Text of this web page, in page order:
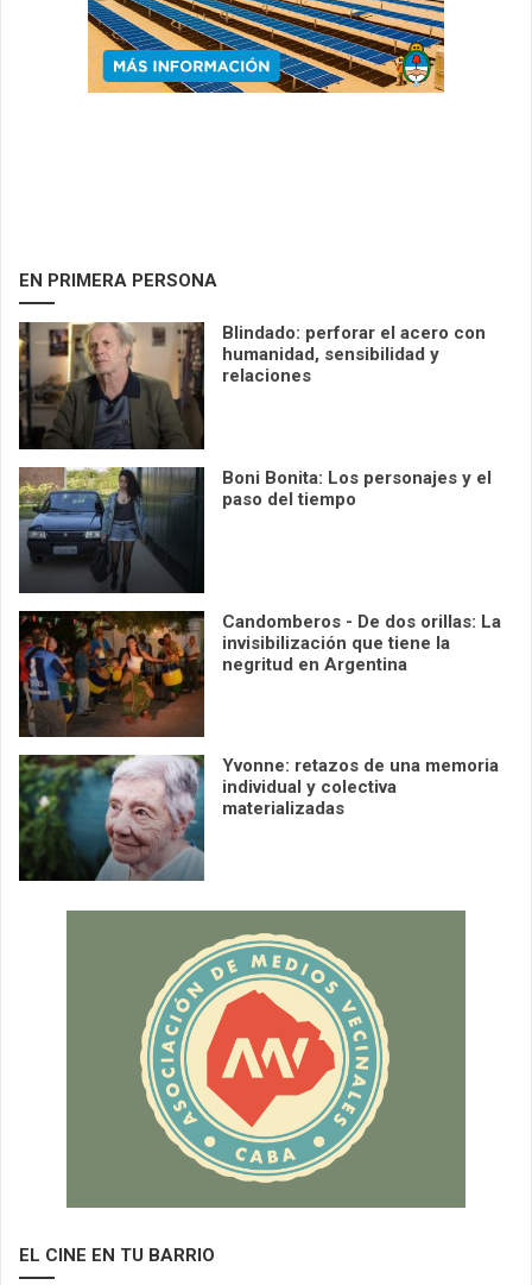
EN PRIMERA PERSONA
Blindado: perforar el acero con
humanidad, sensibilidad y
relaciones
Boni Bonita: Los personajes y el
paso del tiempo
Candomberos - De dos orillas: La
invisibilización que tiene la
negritud en Argentina
Yvonne: retazos de una memoria
individual y colectiva
materializadas
EL CINE EN TU BARRIO